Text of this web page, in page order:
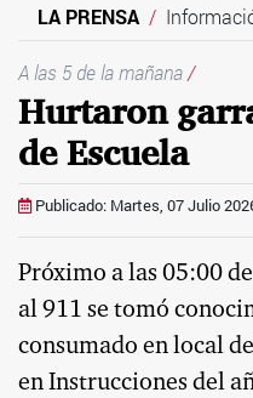
LA PRENSA
A las 5 de la mañana/
Hurtaron
de Escuela
Publicado: Martes, 07 Julio
Próximo a las 05:00
al 911 se tomó
consumado en local
en Instrucciones del